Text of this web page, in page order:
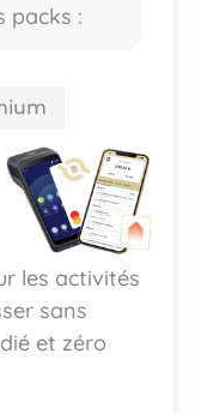
packs :
les activités
sans
et zéro